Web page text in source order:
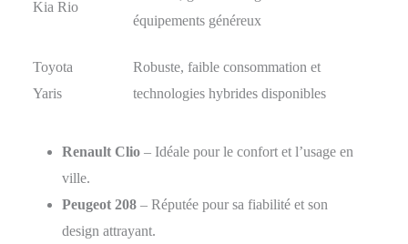
Kia Rio
équipements généreux
Toyota
Yaris
Robuste, faible consommation et
technologies hybrides disponibles
Renault Clio – Idéale pour le confort et l’usage en
ville.
Peugeot 208 – Réputée pour sa fiabilité et son
design attrayant.